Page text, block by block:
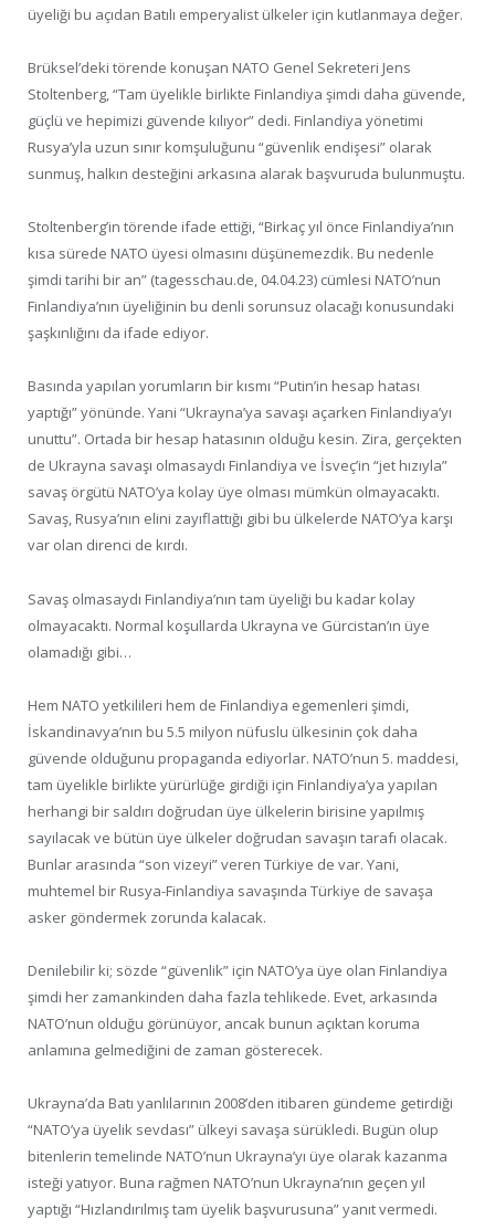
üyeliği bu açıdan Batılı emperyalist ülkeler için kutlanmaya değer.
Brüksel’deki törende konuşan NATO Genel Sekreteri Jens
Stoltenberg, “Tam üyelikle birlikte Finlandiya şimdi daha güvende,
güçlü ve hepimizi güvende kılıyor” dedi. Finlandiya yönetimi
Rusya’yla uzun sınır komşuluğunu “güvenlik endişesi” olarak
sunmuş, halkın desteğini arkasına alarak başvuruda bulunmuştu.
Stoltenberg’in törende ifade ettiği, “Birkaç yıl önce Finlandiya’nın
kısa sürede NATO üyesi olmasını düşünemezdik. Bu nedenle
şimdi tarihi bir an” (tagesschau.de, 04.04.23) cümlesi NATO’nun
Finlandiya’nın üyeliğinin bu denli sorunsuz olacağı konusundaki
şaşkınlığını da ifade ediyor.
Basında yapılan yorumların bir kısmı “Putin’in hesap hatası
yaptığı” yönünde. Yani “Ukrayna’ya savaşı açarken Finlandiya’yı
unuttu”. Ortada bir hesap hatasının olduğu kesin. Zira, gerçekten
de Ukrayna savaşı olmasaydı Finlandiya ve İsveç’in “jet hızıyla”
savaş örgütü NATO’ya kolay üye olması mümkün olmayacaktı.
Savaş, Rusya’nın elini zayıflattığı gibi bu ülkelerde NATO’ya karşı
var olan direnci de kırdı.
Savaş olmasaydı Finlandiya’nın tam üyeliği bu kadar kolay
olmayacaktı. Normal koşullarda Ukrayna ve Gürcistan’ın üye
olamadığı gibi…
Hem NATO yetkilileri hem de Finlandiya egemenleri şimdi,
İskandinavya’nın bu 5.5 milyon nüfuslu ülkesinin çok daha
güvende olduğunu propaganda ediyorlar. NATO’nun 5. maddesi,
tam üyelikle birlikte yürürlüğe girdiği için Finlandiya’ya yapılan
herhangi bir saldırı doğrudan üye ülkelerin birisine yapılmış
sayılacak ve bütün üye ülkeler doğrudan savaşın tarafı olacak.
Bunlar arasında “son vizeyi” veren Türkiye de var. Yani,
muhtemel bir Rusya-Finlandiya savaşında Türkiye de savaşa
asker göndermek zorunda kalacak.
Denilebilir ki; sözde “güvenlik” için NATO’ya üye olan Finlandiya
şimdi her zamankinden daha fazla tehlikede. Evet, arkasında
NATO’nun olduğu görünüyor, ancak bunun açıktan koruma
anlamına gelmediğini de zaman gösterecek.
Ukrayna’da Batı yanlılarının 2008’den itibaren gündeme getirdiği
“NATO’ya üyelik sevdası” ülkeyi savaşa sürükledi. Bugün olup
bitenlerin temelinde NATO’nun Ukrayna’yı üye olarak kazanma
isteği yatıyor. Buna rağmen NATO’nun Ukrayna’nın geçen yıl
yaptığı “Hızlandırılmış tam üyelik başvurusuna” yanıt vermedi.